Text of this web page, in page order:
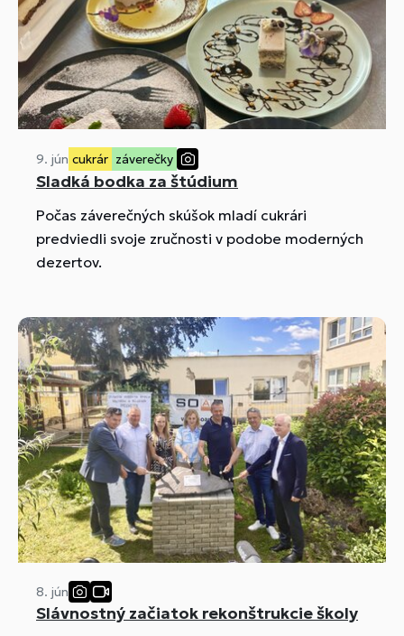
9. jún cukrár záverečky
Sladká bodka za štúdium
Počas záverečných skúšok mladí cukrári
predviedli svoje zručnosti v podobe moderných
dezertov.
8. jún
Slávnostný začiatok rekonštrukcie školy